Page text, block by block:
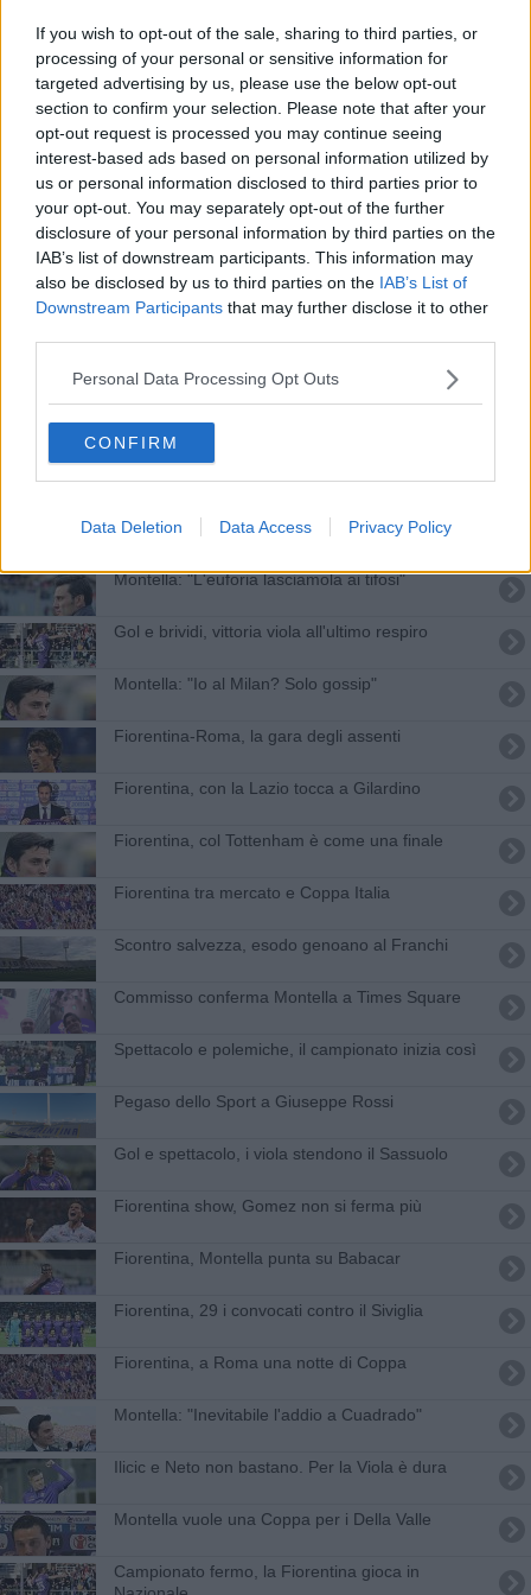
If you wish to opt-out of the sale, sharing to third parties, or
processing of your personal or sensitive information for
targeted advertising by us, please use the below opt-out
section to confirm your selection. Please note that after your
opt-out request is processed you may continue seeing
interest-based ads based on personal information utilized by
us or personal information disclosed to third parties prior to
your opt-out. You may separately opt-out of the further
disclosure of your personal information by third parties on the
IAB’s list of downstream participants. This information may
also be disclosed by us to third parties on the IAB’s List of
Downstream Participants that may further disclose it to other
Personal Data Processing Opt Outs
CONFIRM
Data Deletion Data Access Privacy Policy
La Fiesole vuole le dimissioni di Cognini
Juventus-Fiorentina, cresce l'attesa
Piove sul bagnato al Franchi. Addio Champions
Montella fa autocritica: "Siamo stati dei polli"
Fiorentina in crisi, tre gol anche dal Napoli
Montella:"Disponibile a continuare con
entusiasmo"
Gonzalo, Gilardino e Salah e l'Europa è più vicina
Prandelli, nostalgia canaglia
Fiorentina, con la Samp è "derby Champions"
Montella: "L'euforia lasciamola ai tifosi"
Gol e brividi, vittoria viola all'ultimo respiro
Montella: "Io al Milan? Solo gossip"
Fiorentina-Roma, la gara degli assenti
Fiorentina, con la Lazio tocca a Gilardino
Fiorentina, col Tottenham è come una finale
Fiorentina tra mercato e Coppa Italia
Scontro salvezza, esodo genoano al Franchi
Commisso conferma Montella a Times Square
Spettacolo e polemiche, il campionato inizia così
Pegaso dello Sport a Giuseppe Rossi
Gol e spettacolo, i viola stendono il Sassuolo
Fiorentina show, Gomez non si ferma più
Fiorentina, Montella punta su Babacar
Fiorentina, 29 i convocati contro il Siviglia
Fiorentina, a Roma una notte di Coppa
Montella: "Inevitabile l'addio a Cuadrado"
Ilicic e Neto non bastano. Per la Viola è dura
Montella vuole una Coppa per i Della Valle
Campionato fermo, la Fiorentina gioca in